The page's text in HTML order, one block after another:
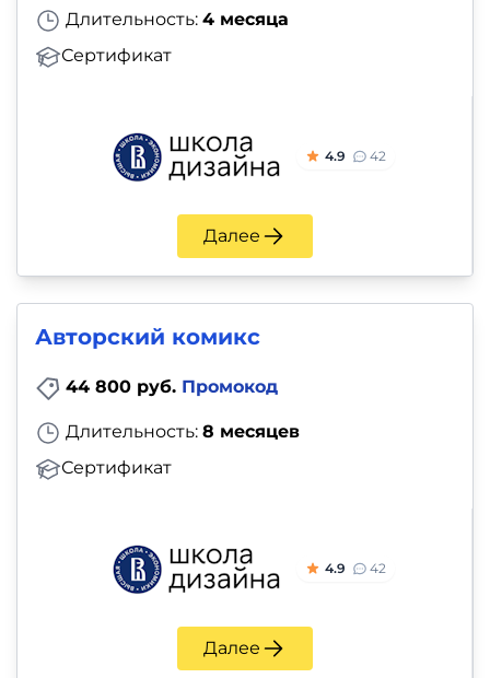
Длительность: 4 месяца
Сертификат
4.9 42
Далее
Авторский комикс
44 800 руб. Промокод
Длительность: 8 месяцев
Сертификат
4.9 42
Далее